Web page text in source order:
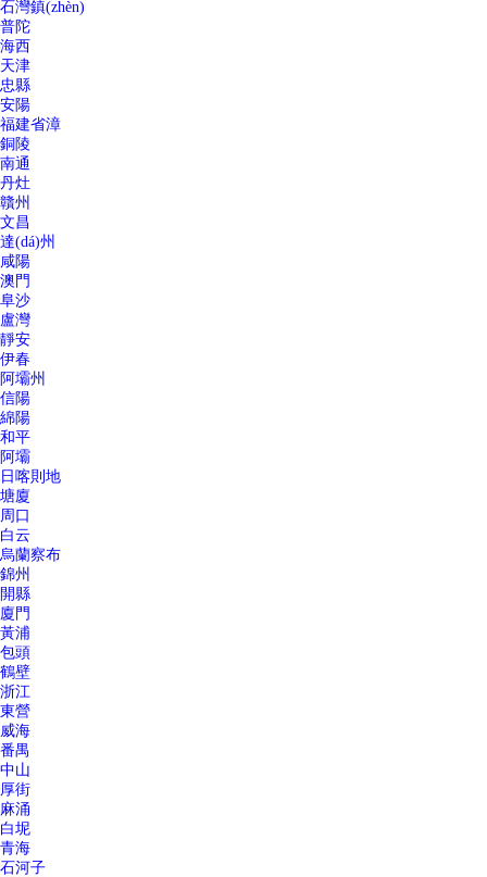
石灣鎮(zhèn)
普陀
海西
天津
忠縣
安陽
福建省漳
銅陵
南通
丹灶
贛州
文昌
達(dá)州
咸陽
澳門
阜沙
盧灣
靜安
伊春
阿壩州
信陽
綿陽
和平
阿壩
日喀則地
塘廈
周口
白云
烏蘭察布
錦州
開縣
廈門
黃浦
包頭
鶴壁
浙江
東營
威海
番禺
中山
厚街
麻涌
白坭
青海
石河子